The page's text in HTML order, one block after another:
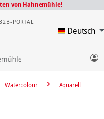
von Hahnemühle!
PORTAL
Deutsch
Aquarell
Watercolour